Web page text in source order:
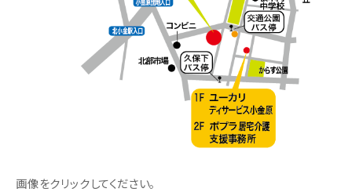
画像をクリックしてください。